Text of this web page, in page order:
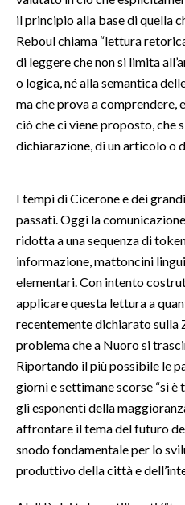
TENNIS
ALTRI SPORT
CULTURA
SPETTACOLI
GOSSIP
SARDEGNA TURISMO
SARDI NEL MONDO
NOTIZIE
EVENTI
#CARAUNIONE
3 MINUTI CON
INSULARITÀ
INFO AZIENDE
il principio alla base di quella
Reboul chiama “lettura
di leggere che non si limita
o logica, né alla semantica
ma che prova a comprendere,
ciò che ci viene proposto, che
dichiarazione, di un articolo o
I tempi di Cicerone e dei
passati. Oggi la
ridotta a una sequenza di
informazione, mattoncini
elementari. Con intento
applicare questa lettura a
recentemente dichiarato sulla
problema che a Nuoro si
Riportando il più possibile le
giorni e settimane scorse “si
gli esponenti della
affrontare il tema del futuro
snodo fondamentale per lo
produttivo della città e